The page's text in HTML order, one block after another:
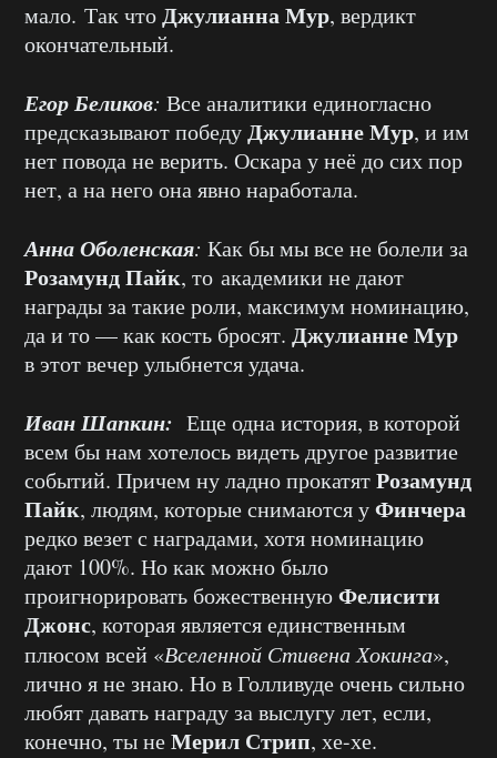
мало. Так чтоДжулианна Мур, вердикт
окончательный.
Егор Беликов: Все аналитики единогласно
предсказывают победуДжулианне Мур, и им
нет повода не верить. Оскара у неё до сих пор
нет, а на него она явно наработала.
Анна Оболенская: Как бы мы все не болели за
Розамунд Пайк, то академики не дают
награды за такие роли, максимум номинацию,
да и то — как кость бросят. Джулианне Мур
в этот вечер улыбнется удача.
Иван Шапкин: Еще одна история, в которой
всем бы нам хотелось видеть другое развитие
событий. Причем ну ладно прокатятРозамунд
Пайк, людям, которые снимаются уФинчера
редко везет с наградами, хотя номинацию
дают 100%. Но как можно было
проигнорировать божественнуюФелисити
Джонс, которая является единственным
плюсом всей «Вселенной Стивена Хокинга»,
лично я не знаю. Но в Голливуде очень сильно
любят давать награду за выслугу лет, если,
конечно, ты неМерил Стрип, хе-хе.